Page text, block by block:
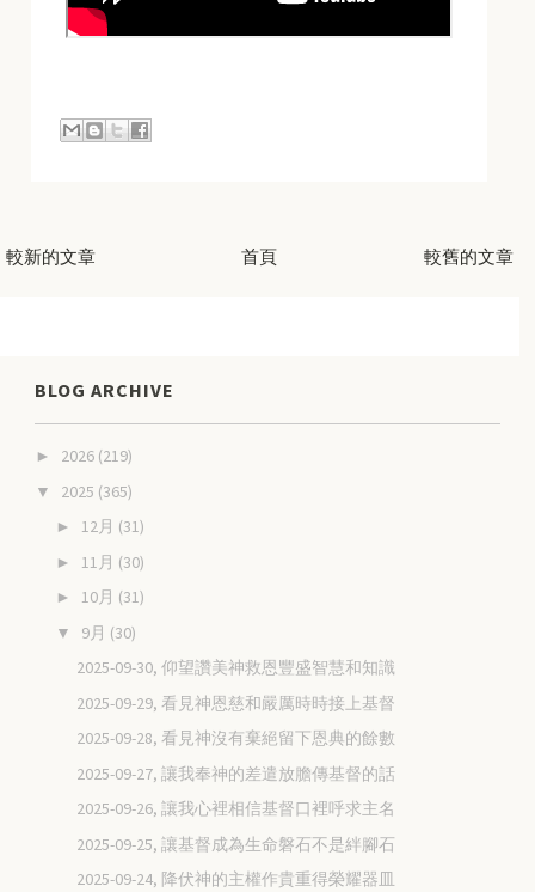
較新的文章 較舊的文章
首頁
BLOG ARCHIVE
► 2026 (219)
▼ 2025 (365)
► 12月 (31)
► 11月 (30)
► 10月 (31)
▼ 9月 (30)
2025-09-30, 仰望讚美神救恩豐盛智慧和知識
2025-09-29, 看見神恩慈和嚴厲時時接上基督
2025-09-28, 看見神沒有棄絕留下恩典的餘數
2025-09-27, 讓我奉神的差遣放膽傳基督的話
2025-09-26, 讓我心裡相信基督口裡呼求主名
2025-09-25, 讓基督成為生命磐石不是絆腳石
2025-09-24, 降伏神的主權作貴重得榮耀器皿